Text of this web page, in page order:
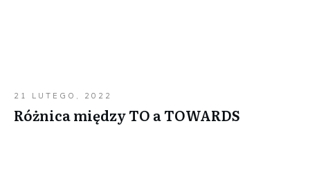
21 LUTEGO, 2022
Różnica między TO a TOWARDS